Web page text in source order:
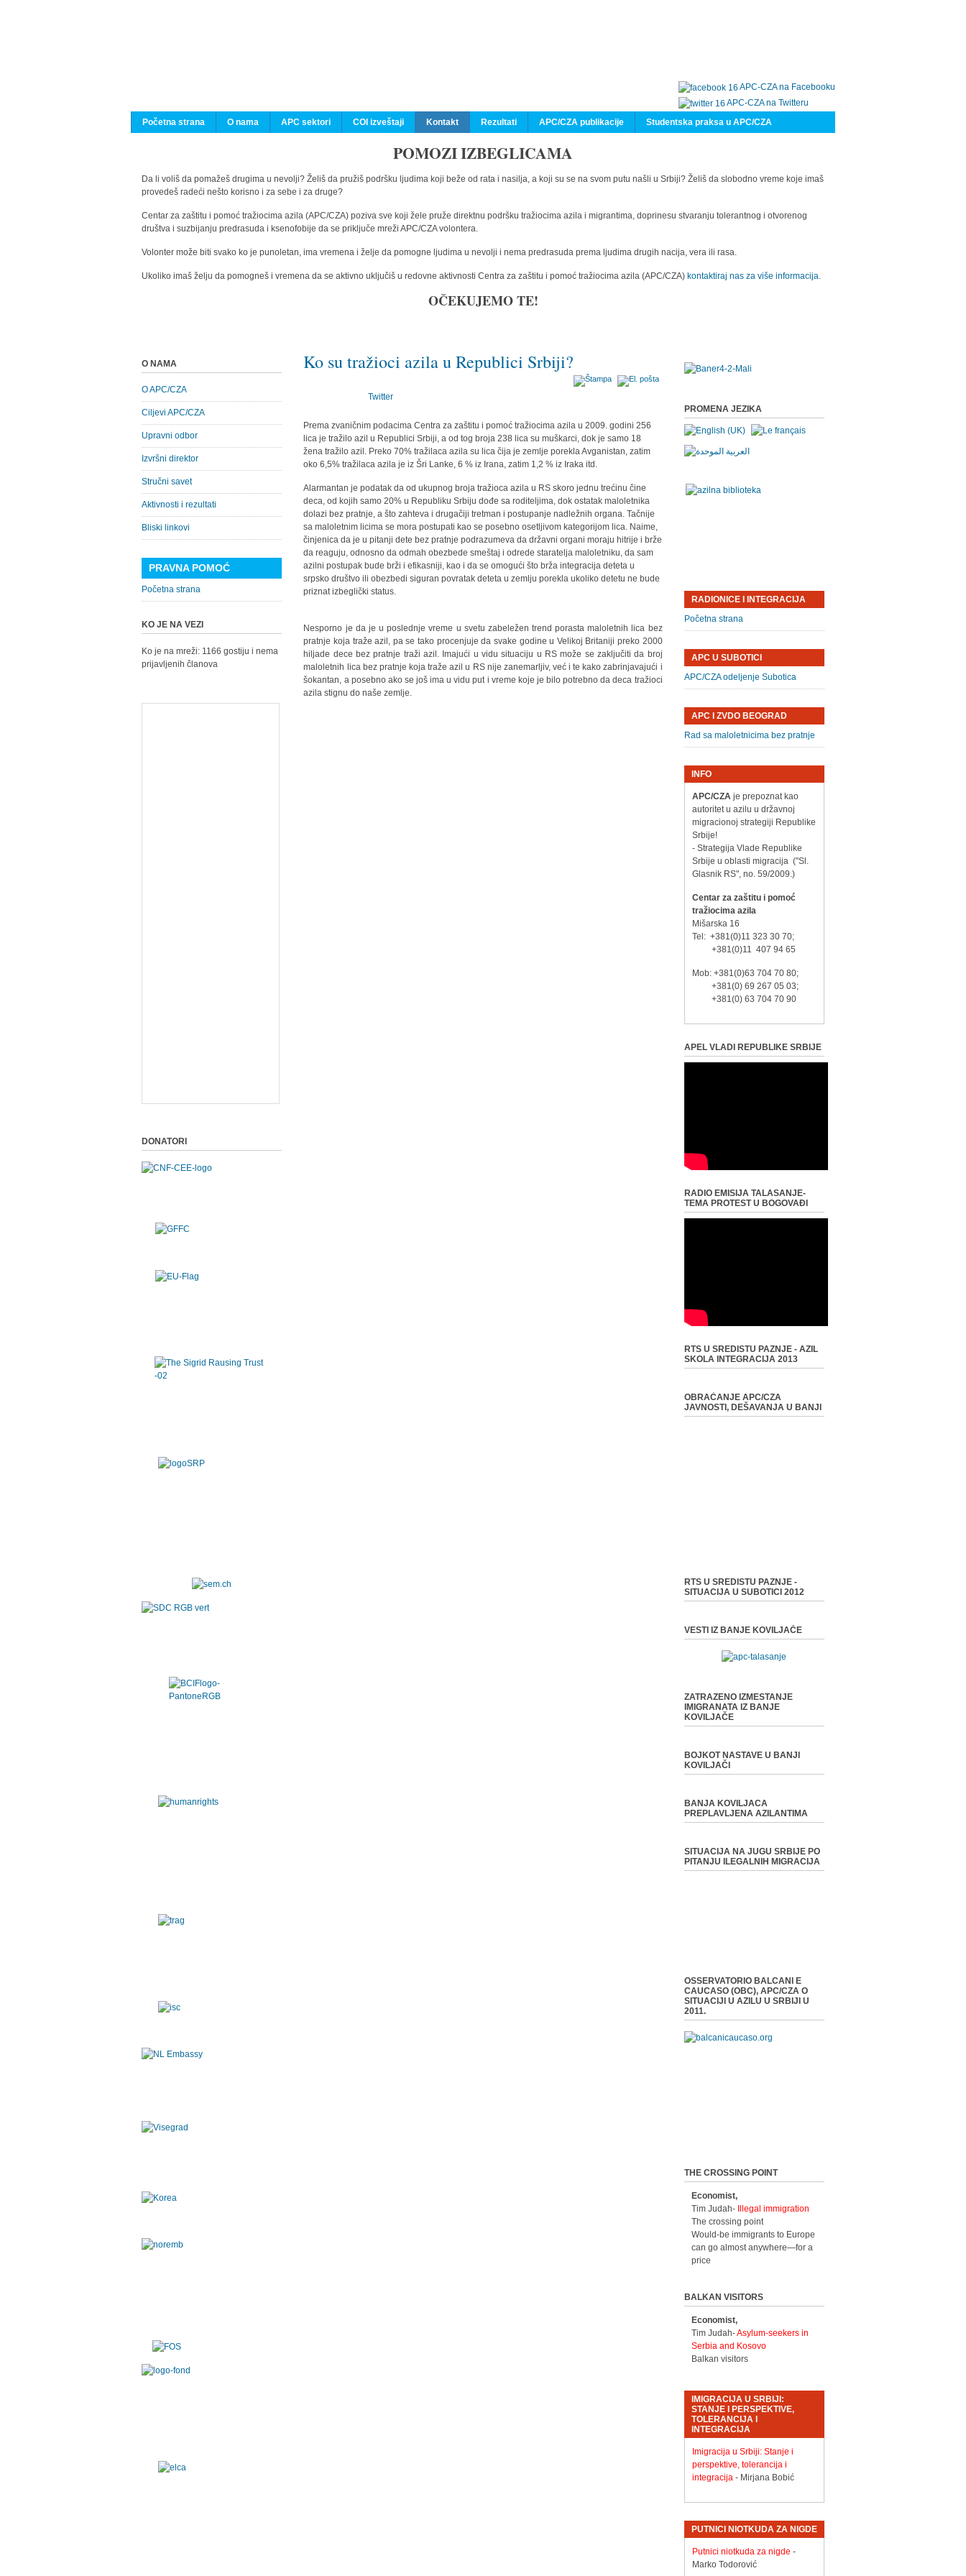
APC-CZA na Facebooku
APC-CZA na Twitteru
Početna strana
O nama APC sektori COI izveštaji Kontakt Rezultati APC/CZA publikacije Studentska praksa u APC/CZA
POMOZI IZBEGLICAMA
Da li voliš da pomažeš drugima u nevolji? Želiš da pružiš podršku ljudima koji beže od rata i nasilja, a koji su se na svom putu našli u Srbiji? Želiš da slobodno vreme koje imaš
provedeš radeći nešto korisno i za sebe i za druge?
Centar za zaštitu i pomoć tražiocima azila (APC/CZA) poziva sve koji žele pruže direktnu podršku tražiocima azila i migrantima, doprinesu stvaranju tolerantnog i otvorenog
društva i suzbijanju predrasuda i ksenofobije da se priključe mreži APC/CZA volontera.
Volonter može biti svako ko je punoletan, ima vremena i želje da pomogne ljudima u nevolji i nema predrasuda prema ljudima drugih nacija, vera ili rasa.
Ukoliko imaš želju da pomogneš i vremena da se aktivno uključiš u redovne aktivnosti Centra za zaštitu i pomoć tražiocima azila (APC/CZA) kontaktiraj nas za više informacija.
OČEKUJEMO TE!
Ko su tražioci azila u Republici Srbiji?
Twitter
Prema zvaničnim podacima Centra za zaštitu i pomoć tražiocima azila u 2009. godini 256
lica je tražilo azil u Republici Srbiji, a od tog broja 238 lica su muškarci, dok je samo 18
žena tražilo azil. Preko 70% tražilaca azila su lica čija je zemlje porekla Avganistan, zatim
oko 6,5% tražilaca azila je iz Šri Lanke, 6 % iz Irana, zatim 1,2 % iz Iraka itd.
Alarmantan je podatak da od ukupnog broja tražioca azila u RS skoro jednu trećinu čine
deca, od kojih samo 20% u Republiku Srbiju dođe sa roditeljima, dok ostatak maloletnika
dolazi bez pratnje, a što zahteva i drugačiji tretman i postupanje nadležnih organa. Tačnije
sa maloletnim licima se mora postupati kao se posebno osetljivom kategorijom lica. Naime,
činjenica da je u pitanji dete bez pratnje podrazumeva da državni organi moraju hitrije i brže
da reaguju, odnosno da odmah obezbede smeštaj i odrede staratelja maloletniku, da sam
azilni postupak bude brži i efikasniji, kao i da se omogući što brža integracija deteta u
srpsko društvo ili obezbedi siguran povratak deteta u zemlju porekla ukoliko detetu ne bude
priznat izbeglički status.
Nesporno je da je u poslednje vreme u svetu zabeležen trend porasta maloletnih lica bez
pratnje koja traže azil, pa se tako procenjuje da svake godine u Velikoj Britaniji preko 2000
hiljade dece bez pratnje traži azil. Imajući u vidu situaciju u RS može se zaključiti da broj
maloletnih lica bez pratnje koja traže azil u RS nije zanemarljiv, već i te kako zabrinjavajući i
šokantan, a posebno ako se još ima u vidu put i vreme koje je bilo potrebno da deca tražioci
azila stignu do naše zemlje.
O NAMA
O APC/CZA
Ciljevi APC/CZA
Upravni odbor
Izvršni direktor
Stručni savet
Aktivnosti i rezultati
Bliski linkovi
PRAVNA POMOĆ
Početna strana
KO JE NA VEZI
Ko je na mreži: 1166 gostiju i nema
prijavljenih članova
DONATORI
PROMENA JEZIKA
RADIONICE I INTEGRACIJA
Početna strana
APC U SUBOTICI
APC/CZA odeljenje Subotica
APC I ZVDO BEOGRAD
Rad sa maloletnicima bez pratnje
INFO
APC/CZAje prepoznat kao
autoritet u azilu u državnoj
migracionoj strategiji Republike
Srbije!
- Strategija Vlade Republike
Srbije u oblasti migracija ("Sl.
Glasnik RS", no. 59/2009.)
Centar za zaštitu i pomoć
tražiocima azila
Mišarska 16
Tel: +381(0)11 323 30 70;
+381(0)11 407 94 65
Mob: +381(0)63 704 70 80;
+381(0) 69 267 05 03;
+381(0) 63 704 70 90
APEL VLADI REPUBLIKE SRBIJE
RADIO EMISIJA TALASANJE-
TEMA PROTEST U BOGOVAĐI
RTS U SREDISTU PAZNJE - AZIL
SKOLA INTEGRACIJA 2013
OBRAĆANJE APC/CZA
JAVNOSTI, DEŠAVANJA U BANJI
RTS U SREDISTU PAZNJE -
SITUACIJA U SUBOTICI 2012
VESTI IZ BANJE KOVILJAČE
ZATRAZENO IZMESTANJE
IMIGRANATA IZ BANJE
KOVILJAČE
BOJKOT NASTAVE U BANJI
KOVILJAČI
BANJA KOVILJACA
PREPLAVLJENA AZILANTIMA
SITUACIJA NA JUGU SRBIJE PO
PITANJU ILEGALNIH MIGRACIJA
OSSERVATORIO BALCANI E
CAUCASO (OBC), APC/CZA O
SITUACIJI U AZILU U SRBIJI U
2011.
THE CROSSING POINT
Economist,
Tim Judah-
Illegal immigration
The crossing point
Would-be immigrants to Europe
can go almost anywhere—for a
price
BALKAN VISITORS
Economist,
Tim Judah-Asylum-seekers in
Serbia and Kosovo
Balkan visitors
IMIGRACIJA U SRBIJI:
STANJE I PERSPEKTIVE,
TOLERANCIJA I
INTEGRACIJA
Imigracija u Srbiji: Stanje i
perspektive, tolerancija i
integracija- Mirjana Bobić
PUTNICI NIOTKUDA ZA NIGDE
Putnici niotkuda za nigde -
Marko Todorović